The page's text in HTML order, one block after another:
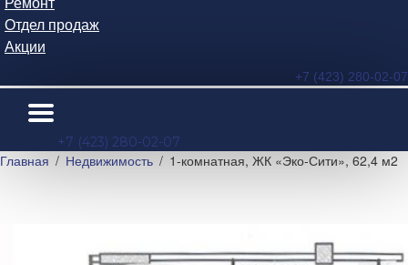
Ремонт
Отдел продаж
Акции
+7 (423) 280-02-07
+7 (423) 280-02-07
Главная Недвижимость 1-комнатная, ЖК «Эко-Сити», 62,4 м2